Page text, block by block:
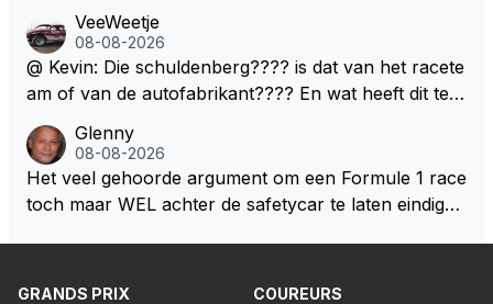
em meer plezier gebracht dan de F1 op dit moment.
ronkende motoren en op de grenzen rijden van de
mogelijkheden. Het ouderwetse racen waarbij de ma
nnen en jongens verdeeld worden. Als deze auto's g
uden dan dat hij op dit moment beweerd. Dan kan hij
zijn talenten en uitzonderlijke klasse laten zien en he
eft daar enorm veel lol aan.
VeeWeetje
08-08-2026
@ Kevin: Die schuldenberg???? is dat van het racete
am of van de autofabrikant???? En wat heeft dit te
ert nu de spindoctor van newey geworden?? Eerlijk
gezegd snap ik de de kop én het artikel niet echt.
Glenny
08-08-2026
Het veel gehoorde argument om een Formule 1 race
toch maar WEL achter de safetycar te laten eindigen
rijden de teams met tot op de liter afgemeten peut...
GRANDS PRIX
COUREURS